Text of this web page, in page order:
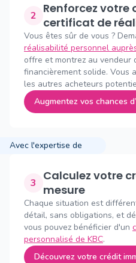
2 Renforcez votre offre avec un
certificat de
Vous êtes sûr de vous ?
réalisabilité personnel
offre et montrez au vendeur
financièrement solide. Vous
les autres acheteurs
Augmentez vos chances
Avec l'expertise de
3
Calculez votre crédit immobilier sur
mesure
Chaque situation est
détail, sans obligations, et
vous pouvez bénéficier d'un
personnalisé de KBC.
Découvrez votre crédit